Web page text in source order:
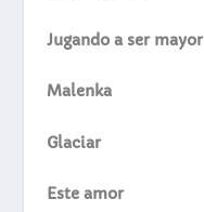
Jugando a ser mayor
Malenka
Glaciar
Este amor